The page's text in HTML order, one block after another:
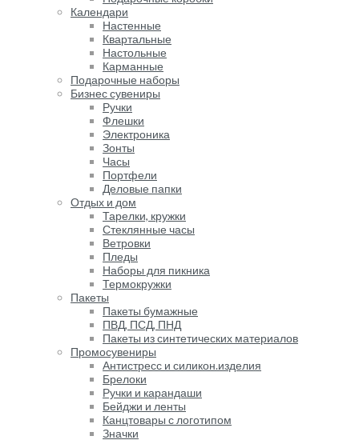
Календари
Настенные
Квартальные
Настольные
Карманные
Подарочные наборы
Бизнес сувениры
Ручки
Флешки
Электроника
Зонты
Часы
Портфели
Деловые папки
Отдых и дом
Тарелки, кружки
Стеклянные часы
Ветровки
Пледы
Наборы для пикника
Термокружки
Пакеты
Пакеты бумажные
ПВД, ПСД, ПНД
Пакеты из синтетических материалов
Промосувениры
Антистресс и силикон.изделия
Брелоки
Ручки и карандаши
Бейджи и ленты
Канцтовары с логотипом
Значки